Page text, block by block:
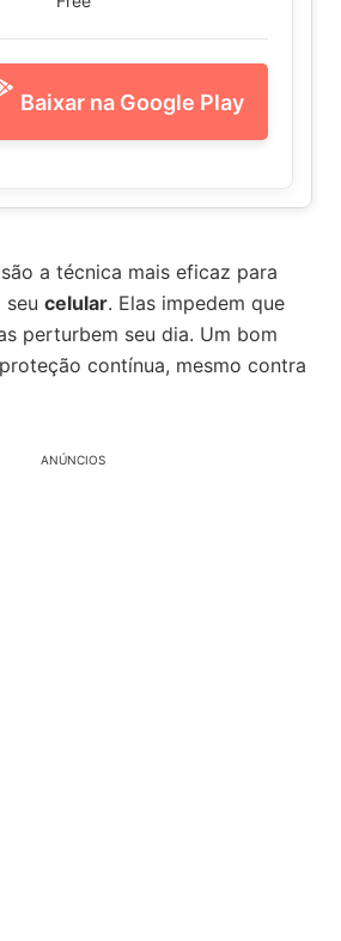
Baixar na Google Play
a técnica mais eficaz para
seu celular. Elas impedem que
perturbem seu dia. Um bom
contínua, mesmo contra
ANÚNCIOS